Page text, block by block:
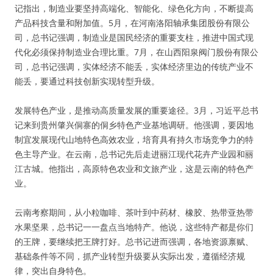
记指出，制造业要坚持高端化、智能化、绿色化方向，不断提高
产品科技含量和附加值。5月，在河南洛阳轴承集团股份有限公
司，总书记强调，制造业是国民经济的重要支柱，推进中国式现
代化必须保持制造业合理比重。7月，在山西阳泉阀门股份有限公
司，总书记强调，实体经济不能丢，实体经济里边的传统产业不
能丢，要通过科技创新实现转型升级。
发展特色产业，是推动高质量发展的重要途径。3月，习近平总书
记来到贵州肇兴侗寨的侗乡特色产业基地调研。他强调，要因地
制宜发展现代山地特色高效农业，培育具有持久市场竞争力的特
色主导产业。在云南，总书记先后走进丽江现代花卉产业园和丽
江古城。他指出，高原特色农业和文旅产业，这是云南的特色产
业。
云南考察期间，从小粒咖啡、茶叶到中药材、橡胶、热带亚热带
水果坚果，总书记一一盘点当地特产。他说，这些特产都是你们
的王牌，要继续把王牌打好。总书记进而强调，各地资源禀赋、
基础条件等不同，抓产业转型升级要从实际出发，遵循经济规
律，突出自身特色。